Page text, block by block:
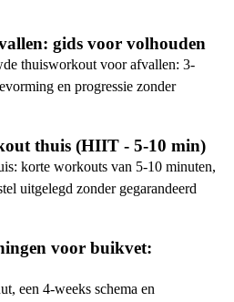
gids voor volhouden
thuisworkout voor afvallen: 3-
en progressie zonder
thuis (HIIT - 5-10 min)
korte workouts van 5-10 minuten,
uitgelegd zonder gegarandeerd
voor buikvet:
een 4-weeks schema en